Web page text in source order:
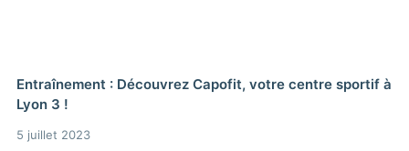
Entraînement : Découvrez Capofit, votre centre sportif à
Lyon 3 !
5 juillet 2023